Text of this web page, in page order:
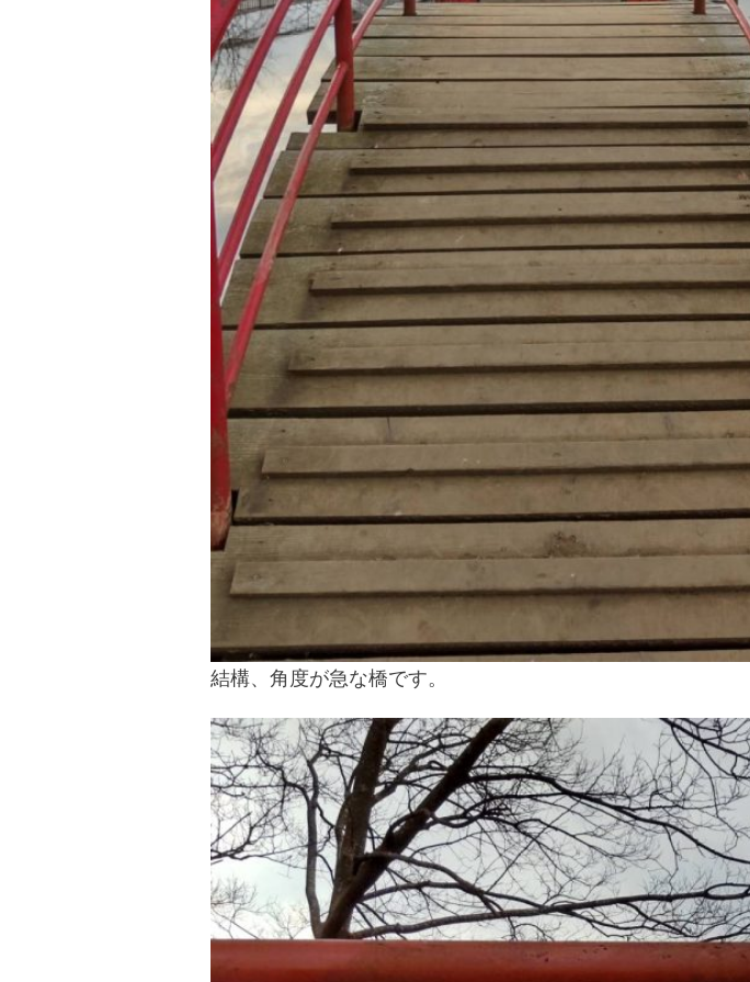
結構、角度が急な橋です。